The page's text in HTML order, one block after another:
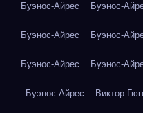
Буэнос-Айрес Буэнос-
Буэнос-Айрес Буэнос-
Буэнос-Айрес Буэнос-
Буэнос-Айрес Виктор